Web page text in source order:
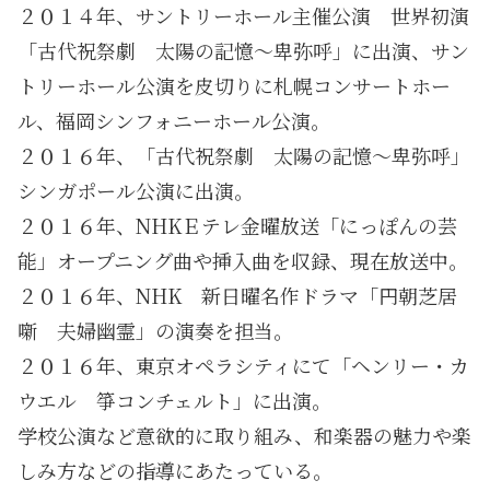
２０１４年、サントリーホール主催公演 世界初演
「古代祝祭劇 太陽の記憶〜卑弥呼」に出演、サン
トリーホール公演を皮切りに札幌コンサートホー
ル、福岡シンフォニーホール公演。
２０１６年、「古代祝祭劇 太陽の記憶〜卑弥呼」
シンガポール公演に出演。
２０１６年、NHKＥテレ金曜放送「にっぽんの芸
能」オープニング曲や挿入曲を収録、現在放送中。
２０１６年、NHK 新日曜名作ドラマ「円朝芝居
噺 夫婦幽霊」の演奏を担当。
２０１６年、東京オペラシティにて「ヘンリー・カ
ウエル 箏コンチェルト」に出演。
学校公演など意欲的に取り組み、和楽器の魅力や楽
しみ方などの指導にあたっている。